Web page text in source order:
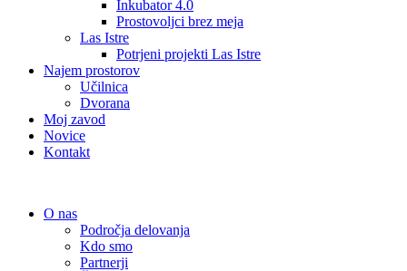
Inkubator 4.0
Prostovoljci brez meja
Las Istre
Potrjeni projekti Las Istre
Najem prostorov
Učilnica
Dvorana
Moj zavod
Novice
Kontakt
O nas
Področja delovanja
Kdo smo
Partnerji